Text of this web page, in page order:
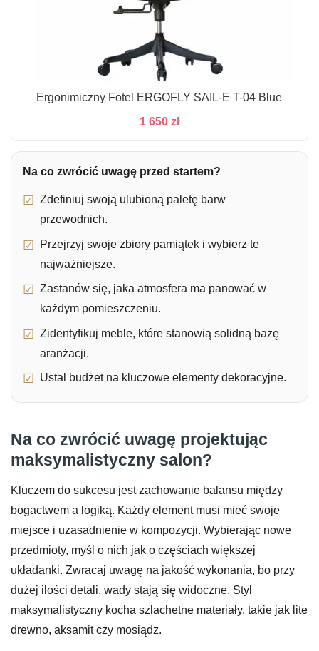
Ergonimiczny Fotel ERGOFLY SAIL-E T-04 Blue
1 650 zł
Na co zwrócić uwagę przed startem?
Zdefiniuj swoją ulubioną paletę barw
przewodnich.
Przejrzyj swoje zbiory pamiątek i wybierz te
najważniejsze.
Zastanów się, jaka atmosfera ma panować w
każdym pomieszczeniu.
Zidentyfikuj meble, które stanowią solidną bazę
aranżacji.
Ustal budżet na kluczowe elementy dekoracyjne.
Na co zwrócić uwagę projektując
maksymalistyczny salon?
Kluczem do sukcesu jest zachowanie balansu między
bogactwem a logiką. Każdy element musi mieć swoje
miejsce i uzasadnienie w kompozycji. Wybierając nowe
przedmioty, myśl o nich jak o częściach większej
układanki. Zwracaj uwagę na jakość wykonania, bo przy
dużej ilości detali, wady stają się widoczne. Styl
maksymalistyczny kocha szlachetne materiały, takie jak lite
drewno, aksamit czy mosiądz.